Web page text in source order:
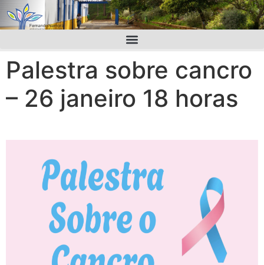
Palestra sobre cancro
– 26 janeiro 18 horas